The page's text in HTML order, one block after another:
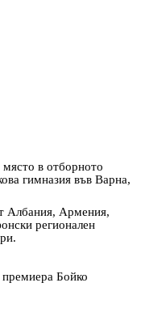
в отборното
гимназия във Варна,
Албания, Армения,
регионален
премиера Бойко